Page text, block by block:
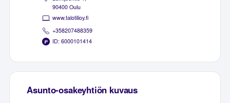
90400 Oulu
www.talotilioy.fi
+358207488359
ID: 6000101414
Asunto-osakeyhtiön kuvaus